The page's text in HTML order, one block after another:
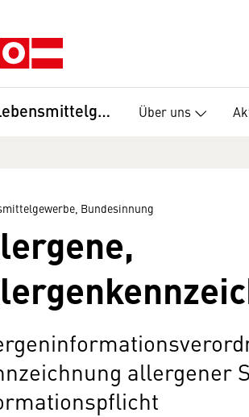
Lebensmittelgewerbe, Bundesinnung Über uns
Bundesinnung
allergener